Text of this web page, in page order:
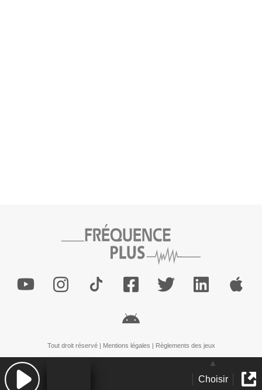
Choisir
Tout droit réservé | Mentions légales | Règlements des jeux